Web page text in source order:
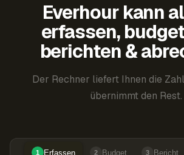
Everhour kann
erfassen,
berichten &
Der Rechner liefert Ihnen die
übernimmt den Rest.
1 Erfassen 2 Budget 3 Bericht